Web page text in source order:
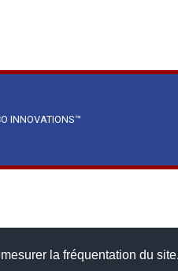
la fréquentation du site.
INNOVATIONS™